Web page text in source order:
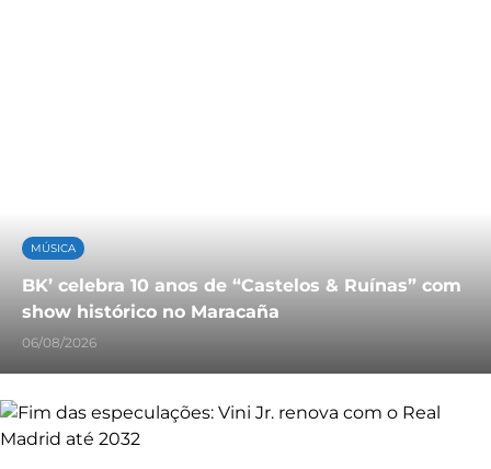
MÚSICA
BK’ celebra 10 anos de “Castelos & Ruínas” com
show histórico no Maracaña
06/08/2026